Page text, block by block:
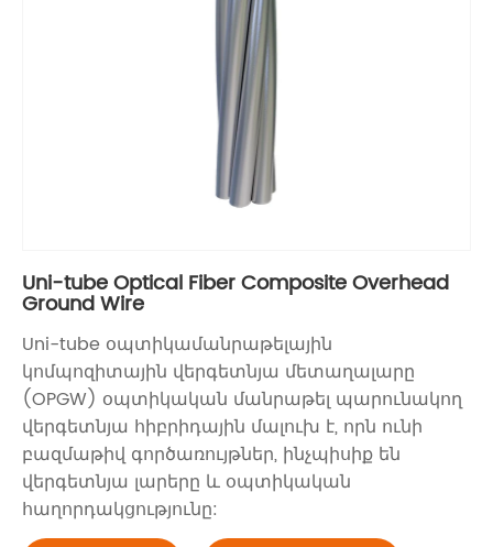
Uni-tube Optical Fiber Composite Overhead
Ground Wire
Uni-tube օպտիկամանրաթելային
կոմպոզիտային վերգետնյա մետաղալարը
(OPGW) օպտիկական մանրաթել պարունակող
վերգետնյա հիբրիդային մալուխ է, որն ունի
բազմաթիվ գործառույթներ, ինչպիսիք են
վերգետնյա լարերը և օպտիկական
հաղորդակցությունը: